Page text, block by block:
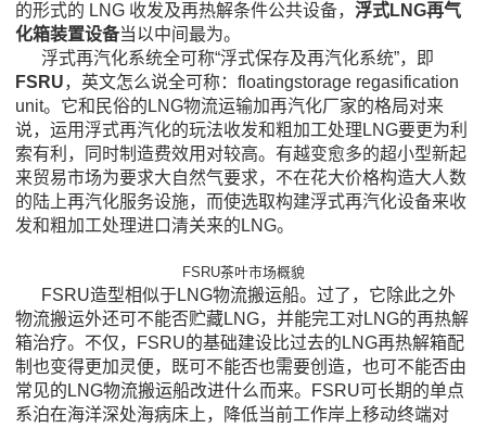
的形式的 LNG 收发及再热解条件公共设备，浮式LNG再气
化箱装置设备当以中间最为。
浮式再汽化系统全可称“浮式保存及再汽化系统”，即
FSRU，英文怎么说全可称：floatingstorage regasification
unit。它和民俗的LNG物流运输加再汽化厂家的格局对来
说，运用浮式再汽化的玩法收发和粗加工处理LNG要更为利
索有利，同时制造费效用对较高。有越变愈多的超小型新起
来贸易市场为要求大自然气要求，不在花大价格构造大人数
的陆上再汽化服务设施，而使选取构建浮式再汽化设备来收
发和粗加工处理进口清关来的LNG。
FSRU茶叶市场概貌
FSRU造型相似于LNG物流搬运船。过了，它除此之外
物流搬运外还可不能否贮藏LNG，并能完工对LNG的再热解
箱治疗。不仅，FSRU的基础建设比过去的LNG再热解箱配
制也变得更加灵便，既可不能否也需要创造，也可不能否由
常见的LNG物流搬运船改进什么而来。FSRU可长期的单点
系泊在海洋深处海病床上，降低当前工作岸上移动终端对